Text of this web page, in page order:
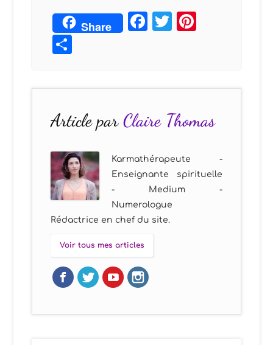
Share Facebook
Twitter
Article parClaire Thomas
Karmathérapeute -
Enseignante spirituelle
- Medium -
Numerologue
Rédactrice en chef du site.
Voir tous mes articles